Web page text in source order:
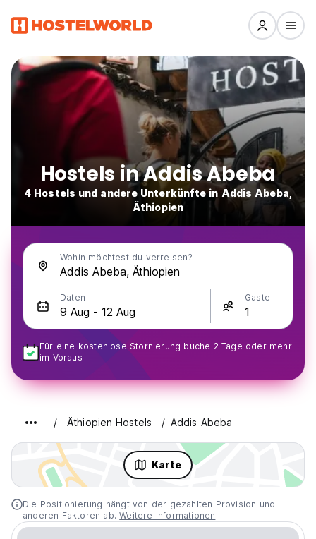
Hostels in Addis Abeba
4 Hostels und andere Unterkünfte in Addis Abeba,
Äthiopien
Wohin möchtest du verreisen?
Daten Gäste
Für eine kostenlose Stornierung buche 2 Tage oder mehr
im Voraus
Äthiopien Hostels Addis Abeba
Karte
Die Positionierung hängt von der gezahlten Provision und
anderen Faktoren ab.Weitere Informationen